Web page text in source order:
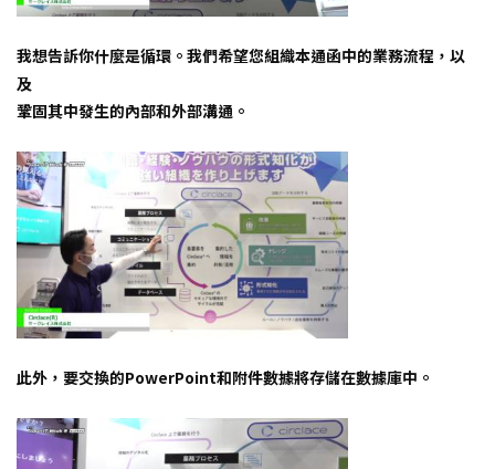
我想告訴你什麼是循環。我們希望您組織本通函中的業務流程，以
及
鞏固其中發生的內部和外部溝通。
此外，要交換的PowerPoint和附件數據將存儲在數據庫中。